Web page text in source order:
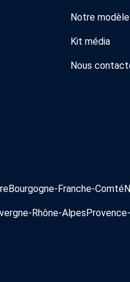
Notre
Kit média
Nous
Bourgogne-Franche-Comté
Rhône-Alpes